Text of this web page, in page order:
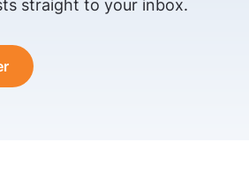
straight to your inbox.